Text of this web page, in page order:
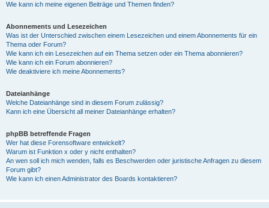
Wie kann ich meine eigenen Beiträge und Themen finden?
Abonnements und Lesezeichen
Was ist der Unterschied zwischen einem Lesezeichen und einem Abonnements für ein
Thema oder Forum?
Wie kann ich ein Lesezeichen auf ein Thema setzen oder ein Thema abonnieren?
Wie kann ich ein Forum abonnieren?
Wie deaktiviere ich meine Abonnements?
Dateianhänge
Welche Dateianhänge sind in diesem Forum zulässig?
Kann ich eine Übersicht all meiner Dateianhänge erhalten?
phpBB betreffende Fragen
Wer hat diese Forensoftware entwickelt?
Warum ist Funktion x oder y nicht enthalten?
An wen soll ich mich wenden, falls es Beschwerden oder juristische Anfragen zu diesem
Forum gibt?
Wie kann ich einen Administrator des Boards kontaktieren?